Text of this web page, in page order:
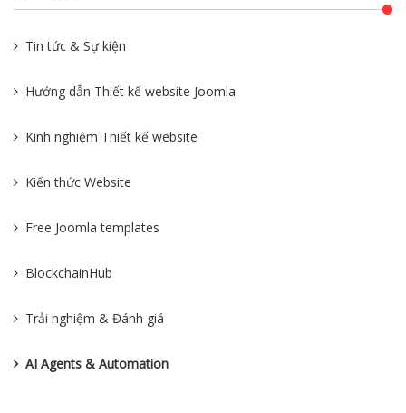
Tin tức & Sự kiện
Hướng dẫn Thiết kế website Joomla
Kinh nghiệm Thiết kế website
Kiến thức Website
Free Joomla templates
BlockchainHub
Trải nghiệm & Đánh giá
AI Agents & Automation